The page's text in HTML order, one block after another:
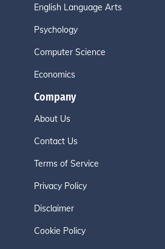
English Language Arts
Psychology
Computer Science
Economics
Company
About Us
Contact Us
Terms of Service
Privacy Policy
Disclaimer
Cookie Policy